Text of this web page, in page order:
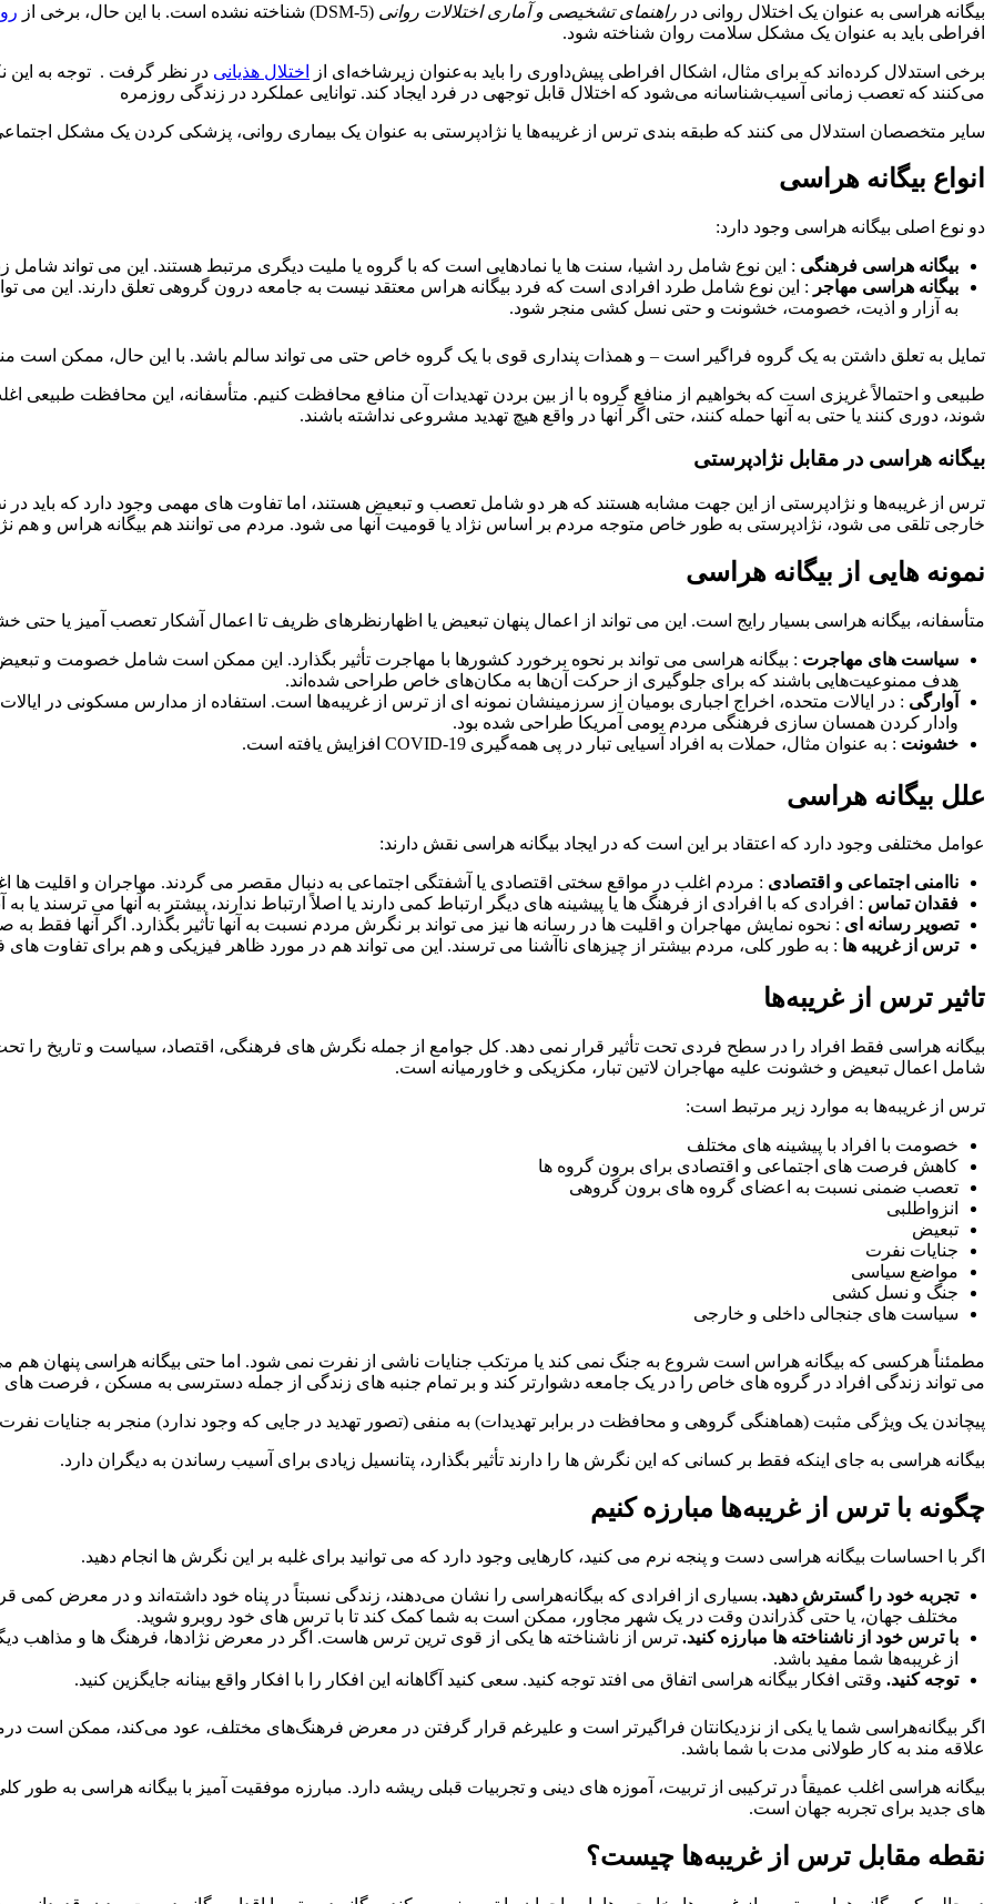
بیگانه هراسی به عنوان یک اختلال روانی در راهنمای تشخیصی و آماری اختلالات روانی (DSM-5) شناخته نشده است. با این حال، برخی از
افراطی باید به عنوان یک مشکل سلامت روان شناخته شود.
برخی استدلال کرده‌اند که برای مثال، اشکال افراطی پیش‌داوری را باید به‌عنوان زیرشاخه‌ای از اختلال هذیانی در نظر گرفت . توجه به این
می‌کنند که تعصب زمانی آسیب‌شناسانه می‌شود که اختلال قابل توجهی در فرد ایجاد کند. توانایی عملکرد در زندگی روزمره
سایر متخصصان استدلال می کنند که طبقه بندی ترس از غریبه‌ها یا نژادپرستی به عنوان یک بیماری روانی، پزشکی کردن یک مشکل
انواع بیگانه هراسی
دو نوع اصلی بیگانه هراسی وجود دارد:
بیگانه هراسی فرهنگی : این نوع شامل رد اشیا، سنت ها یا نمادهایی است که با گروه یا ملیت دیگری مرتبط هستند. این می تواند
بیگانه هراسی مهاجر : این نوع شامل طرد افرادی است که فرد بیگانه هراس معتقد نیست به جامعه درون گروهی تعلق دارند. این می
به آزار و اذیت، خصومت، خشونت و حتی نسل کشی منجر شود.
تمایل به تعلق داشتن به یک گروه فراگیر است – و همذات پنداری قوی با یک گروه خاص حتی می تواند سالم باشد. با این حال، ممکن است
طبیعی و احتمالاً غریزی است که بخواهیم از منافع گروه با از بین بردن تهدیدات آن منافع محافظت کنیم. متأسفانه، این محافظت
شوند، دوری کنند یا حتی به آنها حمله کنند، حتی اگر آنها در واقع هیچ تهدید مشروعی نداشته باشند.
بیگانه هراسی در مقابل نژادپرستی
ترس از غریبه‌ها و نژادپرستی از این جهت مشابه هستند که هر دو شامل تعصب و تبعیض هستند، اما تفاوت های مهمی وجود دارد که
خارجی تلقی می شود، نژادپرستی به طور خاص متوجه مردم بر اساس نژاد یا قومیت آنها می شود. مردم می توانند هم بیگانه هراس و هم
نمونه هایی از بیگانه هراسی
متأسفانه، بیگانه هراسی بسیار رایج است. این می تواند از اعمال پنهان تبعیض یا اظهارنظرهای ظریف تا اعمال آشکار تعصب آمیز یا حتی
سیاست های مهاجرت : بیگانه هراسی می تواند بر نحوه برخورد کشورها با مهاجرت تأثیر بگذارد. این ممکن است شامل خصومت و
هدف ممنوعیت‌هایی باشند که برای جلوگیری از حرکت آن‌ها به مکان‌های خاص طراحی شده‌اند.
آوارگی : در ایالات متحده، اخراج اجباری بومیان از سرزمینشان نمونه ای از ترس از غریبه‌ها است. استفاده از مدارس مسکونی در
وادار کردن همسان سازی فرهنگی مردم بومی آمریکا طراحی شده بود.
خشونت : به عنوان مثال، حملات به افراد آسیایی تبار در پی همه‌گیری COVID-19 افزایش یافته است.
علل بیگانه هراسی
عوامل مختلفی وجود دارد که اعتقاد بر این است که در ایجاد بیگانه هراسی نقش دارند:
ناامنی اجتماعی و اقتصادی : مردم اغلب در مواقع سختی اقتصادی یا آشفتگی اجتماعی به دنبال مقصر می گردند. مهاجران و اقلیت ها
فقدان تماس : افرادی که با افرادی از فرهنگ ها یا پیشینه های دیگر ارتباط کمی دارند یا اصلاً ارتباط ندارند، بیشتر به آنها می ترسند یا
تصویر رسانه ای : نحوه نمایش مهاجران و اقلیت ها در رسانه ها نیز می تواند بر نگرش مردم نسبت به آنها تأثیر بگذارد. اگر آنها فقط
ترس از غریبه ها : به طور کلی، مردم بیشتر از چیزهای ناآشنا می ترسند. این می تواند هم در مورد ظاهر فیزیکی و هم برای تفاوت
تاثیر ترس از غریبه‌ها
بیگانه هراسی فقط افراد را در سطح فردی تحت تأثیر قرار نمی دهد. کل جوامع از جمله نگرش های فرهنگی، اقتصاد، سیاست و تاریخ را تحت
شامل اعمال تبعیض و خشونت علیه مهاجران لاتین تبار، مکزیکی و خاورمیانه است.
ترس از غریبه‌ها به موارد زیر مرتبط است:
خصومت با افراد با پیشینه های مختلف
کاهش فرصت های اجتماعی و اقتصادی برای برون گروه ها
تعصب ضمنی نسبت به اعضای گروه های برون گروهی
انزواطلبی
تبعیض
جنایات نفرت
مواضع سیاسی
جنگ و نسل کشی
سیاست های جنجالی داخلی و خارجی
مطمئناً هرکسی که بیگانه هراس است شروع به جنگ نمی کند یا مرتکب جنایات ناشی از نفرت نمی شود. اما حتی بیگانه هراسی پنهان هم می
می تواند زندگی افراد در گروه های خاص را در یک جامعه دشوارتر کند و بر تمام جنبه های زندگی از جمله دسترسی به مسکن ، فرصت
پیچاندن یک ویژگی مثبت (هماهنگی گروهی و محافظت در برابر تهدیدات) به منفی (تصور تهدید در جایی که وجود ندارد) منجر به جنایات
بیگانه هراسی به جای اینکه فقط بر کسانی که این نگرش ها را دارند تأثیر بگذارد، پتانسیل زیادی برای آسیب رساندن به دیگران دارد.
چگونه با ترس از غریبه‌ها مبارزه کنیم
اگر با احساسات بیگانه هراسی دست و پنجه نرم می کنید، کارهایی وجود دارد که می توانید برای غلبه بر این نگرش ها انجام دهید.
تجربه خود را گسترش دهید. بسیاری از افرادی که بیگانه‌هراسی را نشان می‌دهند، زندگی نسبتاً در پناه خود داشته‌اند و در معرض کمی
مختلف جهان، یا حتی گذراندن وقت در یک شهر مجاور، ممکن است به شما کمک کند تا با ترس های خود روبرو شوید.
با ترس خود از ناشناخته ها مبارزه کنید. ترس از ناشناخته ها یکی از قوی ترین ترس هاست. اگر در معرض نژادها، فرهنگ ها و مذاهب
از غریبه‌ها شما مفید باشد.
توجه کنید. وقتی افکار بیگانه هراسی اتفاق می افتد توجه کنید. سعی کنید آگاهانه این افکار را با افکار واقع بینانه جایگزین کنید.
اگر بیگانه‌هراسی شما یا یکی از نزدیکانتان فراگیرتر است و علیرغم قرار گرفتن در معرض فرهنگ‌های مختلف، عود می‌کند، ممکن است
علاقه مند به کار طولانی مدت با شما باشد.
بیگانه هراسی اغلب عمیقاً در ترکیبی از تربیت، آموزه های دینی و تجربیات قبلی ریشه دارد. مبارزه موفقیت آمیز با بیگانه هراسی به
های جدید برای تجربه جهان است.
نقطه مقابل ترس از غریبه‌ها چیست؟